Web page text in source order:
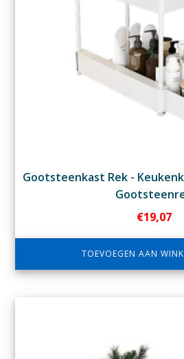
Gootsteenkast Rek -
€19,07
TOEVOEGEN AAN